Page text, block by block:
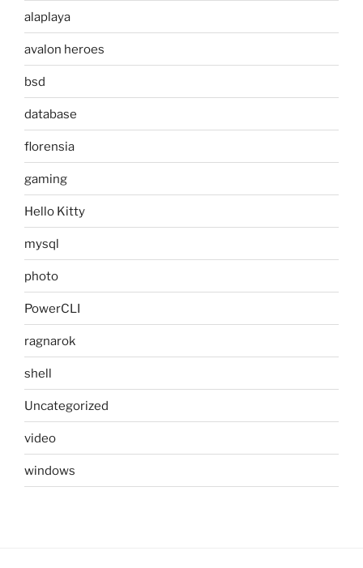
alaplaya
avalon heroes
bsd
database
florensia
gaming
Hello Kitty
mysql
photo
PowerCLI
ragnarok
shell
Uncategorized
video
windows